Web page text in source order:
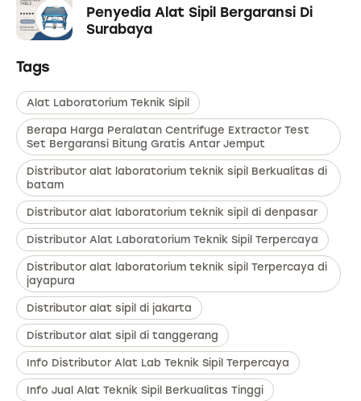
Penyedia Alat Sipil Bergaransi Di
Surabaya
Tags
Alat Laboratorium Teknik Sipil
Berapa Harga Peralatan Centrifuge Extractor Test
Set Bergaransi Bitung Gratis Antar Jemput
Distributor alat laboratorium teknik sipil Berkualitas di
batam
Distributor alat laboratorium teknik sipil di denpasar
Distributor Alat Laboratorium Teknik Sipil Terpercaya
Distributor alat laboratorium teknik sipil Terpercaya di
jayapura
Distributor alat sipil di jakarta
Distributor alat sipil di tanggerang
Info Distributor Alat Lab Teknik Sipil Terpercaya
Info Jual Alat Teknik Sipil Berkualitas Tinggi